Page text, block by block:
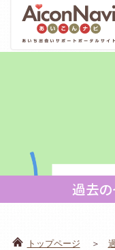
過去
トップページ